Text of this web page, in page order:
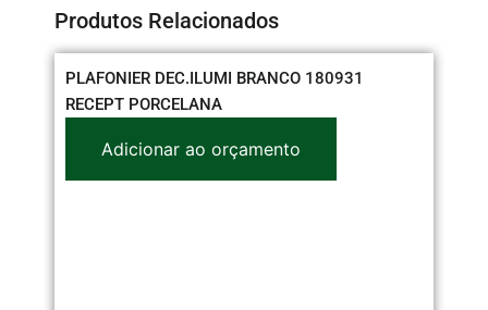
Produtos Relacionados
PLAFONIER DEC.ILUMI BRANCO 180931
RECEPT PORCELANA
Adicionar ao orçamento